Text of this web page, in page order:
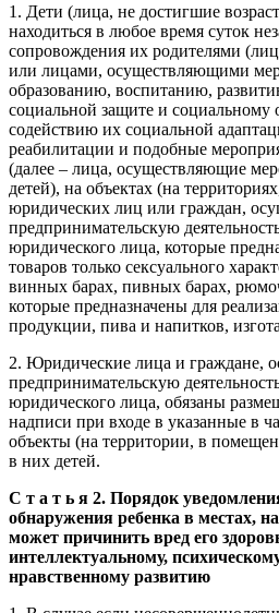
1. Дети (лица, не достигшие
находиться в любое время суток
сопровождения их родителями
или лицами, осуществляющими
образованию, воспитанию,
социальной защите и социальному
содействию их социальной
реабилитации и подобные
(далее – лица, осуществляющие
детей), на объектах (на
юридических лиц или граждан,
предпринимательскую
юридического лица, которые
товаров только сексуального
винных барах, пивных барах,
которые предназначены для
продукции, пива и напитков,
2. Юридические лица и граждане,
предпринимательскую
юридического лица, обязаны
надписи при входе в указанные в
объекты (на территории, в
в них детей.
С т а т ь я 2. Порядок
обнаружения ребенка в местах,
может причинить вред его
интеллектуальному,
нравственному развитию